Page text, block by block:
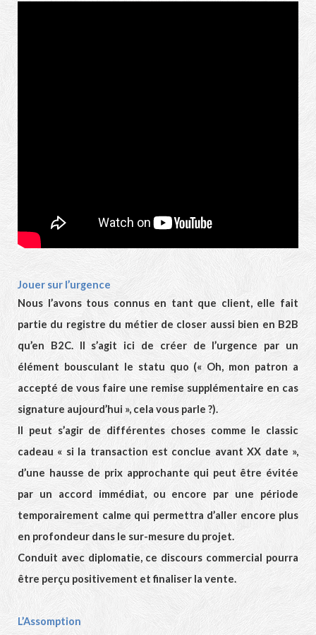
Jouer sur l’urgence
Nous l’avons tous connus en tant que client, elle fait
partie du registre du métier de closer aussi bien en B2B
qu’en B2C. Il s’agit ici de créer de l’urgence par un
élément bousculant le statu quo (« Oh, mon patron a
accepté de vous faire une remise supplémentaire en cas
signature aujourd’hui », cela vous parle ?).
Il peut s’agir de différentes choses comme le classic
cadeau « si la transaction est conclue avant XX date »,
d’une hausse de prix approchante qui peut être évitée
par un accord immédiat, ou encore par une période
temporairement calme qui permettra d’aller encore plus
en profondeur dans le sur-mesure du projet.
Conduit avec diplomatie, ce discours commercial pourra
être perçu positivement et finaliser la vente.
L’Assomption